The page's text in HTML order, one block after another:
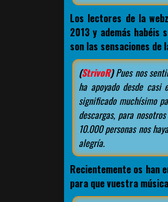
Los lectores de la
2013 y además habéis
son las sensaciones de
(StrivoR)Pues nos
ha apoyado desde
significado muchísimo
descargas, para
10.000 personas nos
alegría.
Recientemente os han
para que vuestra